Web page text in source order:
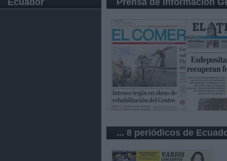
Ecuador Prensa de Información
... 8 periódicos de